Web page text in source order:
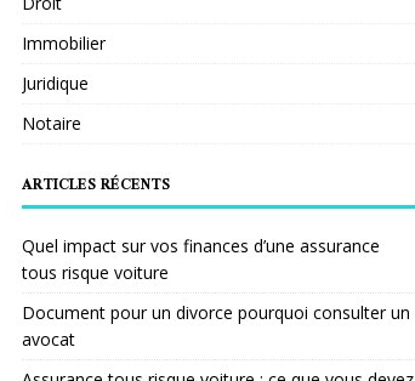
Immobilier
Juridique
Notaire
ARTICLES RÉCENTS
Quel impact sur vos finances d’une assurance
tous risque voiture
Document pour un divorce pourquoi consulter un
avocat